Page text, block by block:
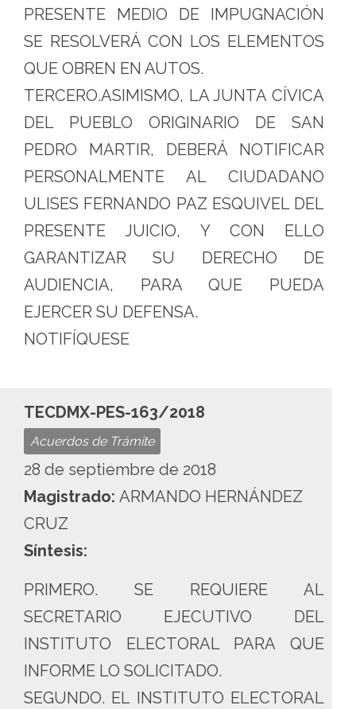
PRESENTE MEDIO DE IMPUGNACIÓN
SE RESOLVERÁ CON LOS ELEMENTOS
QUE OBREN EN AUTOS.
TERCERO.ASIMISMO, LA JUNTA CÍVICA
DEL PUEBLO ORIGINARIO DE SAN
PEDRO MARTIR, DEBERÁ NOTIFICAR
PERSONALMENTE AL CIUDADANO
ULISES FERNANDO PAZ ESQUIVEL DEL
PRESENTE JUICIO, Y CON ELLO
GARANTIZAR SU DERECHO DE
AUDIENCIA, PARA QUE PUEDA
EJERCER SU DEFENSA.
NOTIFÍQUESE
TECDMX-PES-163/2018
Acuerdos de Trámite
28 de septiembre de 2018
Magistrado: ARMANDO HERNÁNDEZ
CRUZ
Síntesis:
PRIMERO. SE REQUIERE AL
SECRETARIO EJECUTIVO DEL
INSTITUTO ELECTORAL PARA QUE
INFORME LO SOLICITADO.
SEGUNDO. EL INSTITUTO ELECTORAL